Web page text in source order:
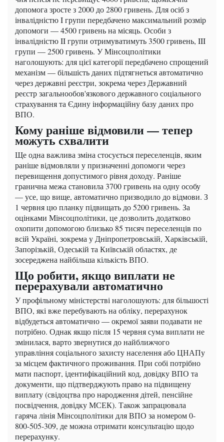
допомога зросте з 2000 до 2800 гривень. Для осіб з
інвалідністю I групи передбачено максимальний розмір
допомоги — 4500 гривень на місяць. Особи з
інвалідністю II групи отримуватимуть 3500 гривень, III
групи — 2500 гривень. У Мінсоцполітики
наголошують: для цієї категорії передбачено спрощений
механізм — більшість даних підтягнеться автоматично
через державні реєстри, зокрема через Державний
реєстр загальнообов'язкового державного соціального
страхування та Єдину інформаційну базу даних про
ВПО.
Кому раніше відмовили — тепер
можуть схвалити
Ще одна важлива зміна стосується переселенців, яким
раніше відмовляли у призначенні допомоги через
перевищення допустимого рівня доходу. Раніше
гранична межа становила 3700 гривень на одну особу
— усе, що вище, автоматично призводило до відмови. З
1 червня цю планку підвищать до 5200 гривень. За
оцінками Мінсоцполітики, це дозволить додатково
охопити допомогою близько 85 тисяч переселенців по
всій Україні, зокрема у Дніпропетровській, Харківській,
Запорізькій, Одеській та Київській областях, де
зосереджена найбільша кількість ВПО.
Що робити, якщо виплати не
перерахували автоматично
У профільному міністерстві наголошують: для більшості
ВПО, які вже перебувають на обліку, перерахунок
відбудеться автоматично — окремої заяви подавати не
потрібно. Однак якщо після 15 червня сума виплати не
змінилася, варто звернутися до найближчого
управління соціального захисту населення або ЦНАПу
за місцем фактичного проживання. При собі потрібно
мати паспорт, ідентифікаційний код, довідку ВПО та
документи, що підтверджують право на підвищену
виплату (свідоцтва про народження дітей, пенсійне
посвідчення, довідку МСЕК). Також запрацювала
гаряча лінія Мінсоцполітики для ВПО за номером 0-
800-505-309, де можна отримати консультацію щодо
перерахунку.